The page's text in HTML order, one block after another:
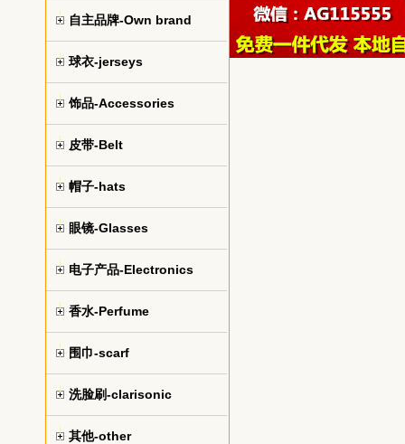
自主品牌-Own brand
球衣-jerseys
饰品-Accessories
皮带-Belt
帽子-hats
眼镜-Glasses
电子产品-Electronics
香水-Perfume
围巾-scarf
洗脸刷-clarisonic
其他-other